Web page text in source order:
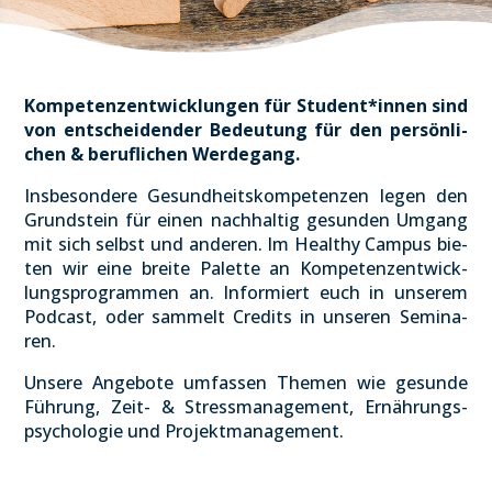
Kom­pe­tenz­ent­wick­lun­gen für Student*innen sind
von ent­schei­den­der Bedeu­tung für den per­sön­li­
chen & beruf­li­chen Wer­de­gang.
Ins­be­son­de­re Gesund­heits­kom­pe­ten­zen legen den
Grund­stein für einen nach­hal­tig gesun­den Umgang
mit sich selbst und ande­ren. Im Healt­hy Cam­pus bie­
ten wir eine brei­te Palet­te an Kom­pe­tenz­ent­wick­
lungs­pro­gram­men an. Infor­miert euch in unse­rem
Pod­cast, oder sam­melt Cre­dits in unse­ren Semi­na­
ren.
Unse­re Ange­bo­te umfas­sen The­men wie gesun­de
Füh­rung, Zeit- & Stress­ma­nage­ment, Ernäh­rungs­
psy­cho­lo­gie und Pro­jekt­ma­nage­ment.